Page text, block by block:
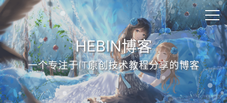
HEBIN博客
一个专注于IT原创技术教程分享的博客